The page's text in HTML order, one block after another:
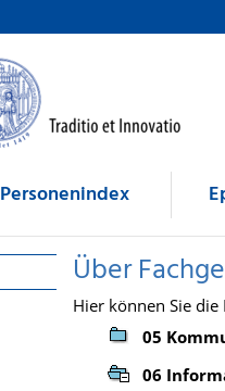
Personenindex
Über
Hier können Sie
05
06